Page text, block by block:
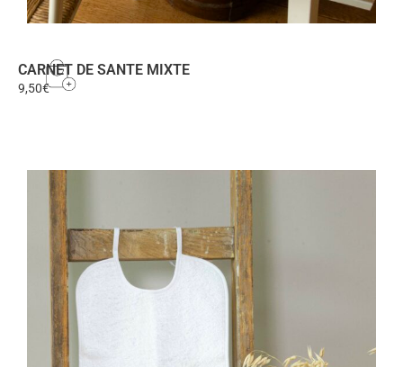
CARNET DE SANTE MIXTE
9,50€